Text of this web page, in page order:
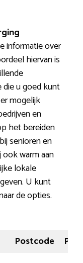
informatie over
hiervan is
die u goed kunt
mogelijk
en
het bereiden
senioren en
warm aan
lokale
U kunt
de opties.
Postcode